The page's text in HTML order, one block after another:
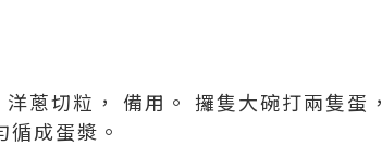
蔥切粒， 備用。 攞隻大碗打兩隻蛋，
成蛋漿。